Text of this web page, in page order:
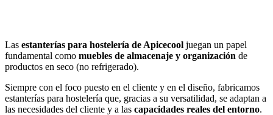
Las estanterías para hostelería de Apicecool juegan un papel
fundamental como muebles de almacenaje y organización de
productos en seco (no refrigerado).
Siempre con el foco puesto en el cliente y en el diseño, fabricamos
estanterías para hostelería que, gracias a su versatilidad, se adaptan a
las necesidades del cliente y a las capacidades reales del entorno.